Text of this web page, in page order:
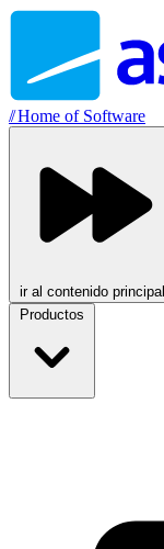
//Home of Software
ir al contenido principal
Productos